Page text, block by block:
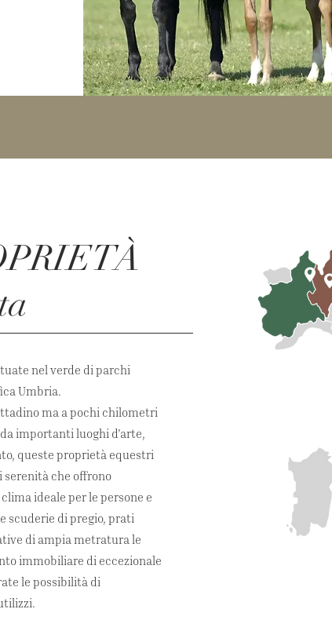
nel verde di parchi
Umbria.
ma a pochi chilometri
importanti luoghi d'arte,
queste proprietà equestri
serenità che offrono
ideale per le persone e
scuderie di pregio, prati
di ampia metratura le
immobiliare di eccezionale
le possibilità di